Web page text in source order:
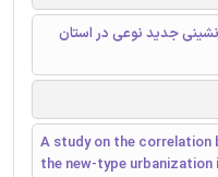
جدید نوعی در استان
A study on the correlation
the new-type urbanization